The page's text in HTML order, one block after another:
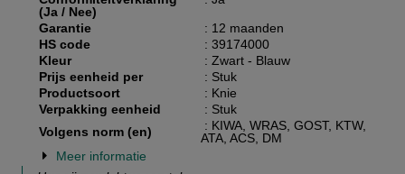
(Ja / Nee)
Garantie
: 12 maanden
HS code
: 39174000
Kleur
: Zwart - Blauw
Prijs eenheid per
: Stuk
Productsoort
: Knie
Verpakking eenheid
: Stuk
Volgens norm (en)
: KIWA, WRAS, GOST, KTW,
ATA, ACS, DM
Meer informatie